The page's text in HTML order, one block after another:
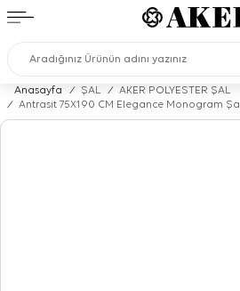
Anasayfa / ŞAL /
AKER POLYESTER ŞAL
/
Antrasit 75X190 CM Elegance Monogram Şal